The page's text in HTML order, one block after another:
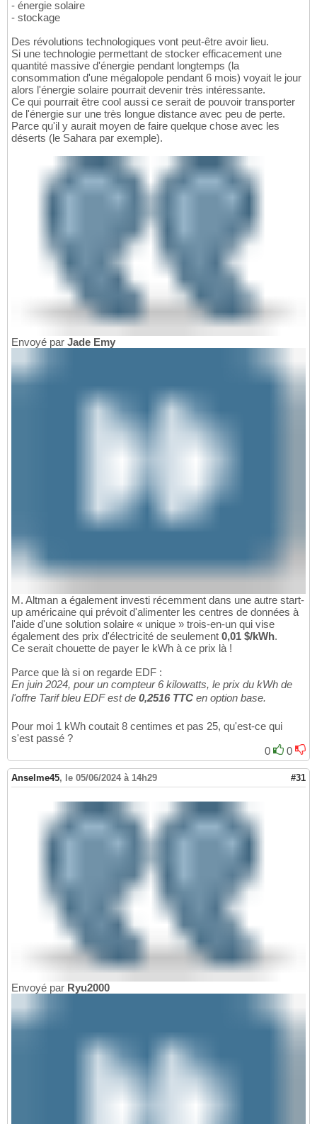
- énergie solaire
- stockage
Des révolutions technologiques vont peut-être avoir lieu.
Si une technologie permettant de stocker efficacement une
quantité massive d'énergie pendant longtemps (la
consommation d'une mégalopole pendant 6 mois) voyait le jour
alors l'énergie solaire pourrait devenir très intéressante.
Ce qui pourrait être cool aussi ce serait de pouvoir transporter
de l'énergie sur une très longue distance avec peu de perte.
Parce qu'il y aurait moyen de faire quelque chose avec les
déserts (le Sahara par exemple).
Envoyé par Jade Emy
M. Altman a également investi récemment dans une autre start-
up américaine qui prévoit d'alimenter les centres de données à
l'aide d'une solution solaire « unique » trois-en-un qui vise
également des prix d'électricité de seulement 0,01 $/kWh.
Ce serait chouette de payer le kWh à ce prix là !
Parce que là si on regarde EDF :
En juin 2024, pour un compteur 6 kilowatts, le prix du kWh de
l'offre Tarif bleu EDF est de 0,2516 TTC en option base.
Pour moi 1 kWh coutait 8 centimes et pas 25, qu'est-ce qui
s'est passé ?
0
0
Anselme45, le 05/06/2024 à 14h29 #31
Envoyé par Ryu2000